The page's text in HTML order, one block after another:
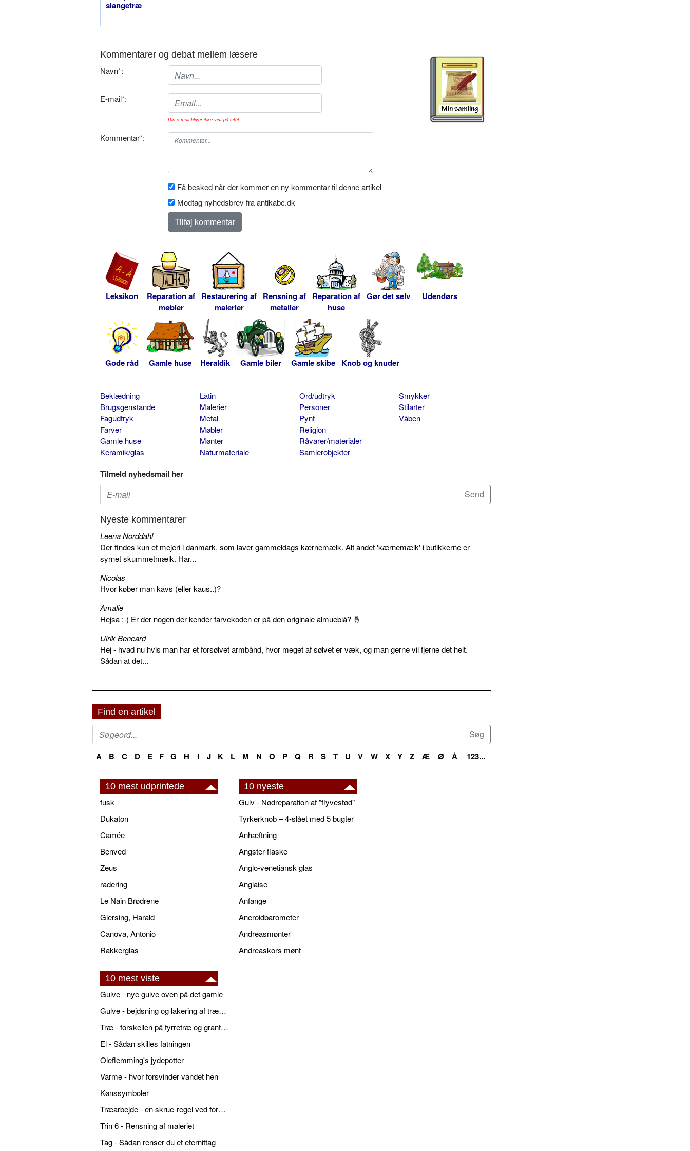
slangetræ
Kommentarer og debat mellem læsere
Navn*:
E-mail*:
Din e-mail bliver ikke vist på sitet.
Kommentar*:
Få besked når der kommer en ny kommentar til denne artikel
Modtag nyhedsbrev fra antikabc.dk
Leksikon
Reparation af
møbler
Restaurering af
malerier
Rensning af
metaller
Reparation af
huse
Gør det selv Udendørs
Gode råd Gamle huse Heraldik Gamle biler Gamle skibe Knob og knuder
Beklædning
Brugsgenstande
Fagudtryk
Farver
Gamle huse
Keramik/glas
Latin
Malerier
Metal
Møbler
Mønter
Naturmateriale
Ord/udtryk
Personer
Pynt
Religion
Råvarer/materialer
Samlerobjekter
Smykker
Stilarter
Våben
Tilmeld nyhedsmail her
Nyeste kommentarer
Leena Norddahl
Der findes kun et mejeri i danmark, som laver gammeldags kærnemælk. Alt andet 'kærnemælk' i butikkerne er
syrnet skummetmælk. Har...
Nicolas
Hvor køber man kavs (eller kaus..)?
Amalie
Hejsa :-) Er der nogen der kender farvekoden er på den originale almueblå? 🤞
Ulrik Bencard
Hej - hvad nu hvis man har et forsølvet armbånd, hvor meget af sølvet er væk, og man gerne vil fjerne det helt.
Sådan at det...
Find en artikel
A B C D E F G H I J K L M N O P Q R S T U V W X Y Z Æ Ø Å 123...
10 mest udprintede
fusk
Dukaton
Camée
Benved
Zeus
radering
Le Nain Brødrene
Giersing, Harald
Canova, Antonio
Rakkerglas
10 nyeste
Gulv - Nødreparation af "flyvestød"
Tyrkerknob – 4-slået med 5 bugter
Anhæftning
Angster-flaske
Anglo-venetiansk glas
Anglaise
Anfange
Aneroidbarometer
Andreasmønter
Andreaskors mønt
10 mest viste
Gulve - nye gulve oven på det gamle
Gulve - bejdsning og lakering af trægulve
Træ - forskellen på fyrretræ og grantræ
El - Sådan skilles fatningen
Oleflemming's jydepotter
Varme - hvor forsvinder vandet hen
Kønssymboler
Træarbejde - en skrue-regel ved forboring
Trin 6 - Rensning af maleriet
Tag - Sådan renser du et eternittag